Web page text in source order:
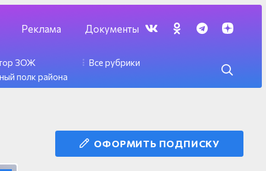
Реклама Документы
ЗОЖ
полк района
Все рубрики
ОФОРМИТЬ ПОДПИСКУ